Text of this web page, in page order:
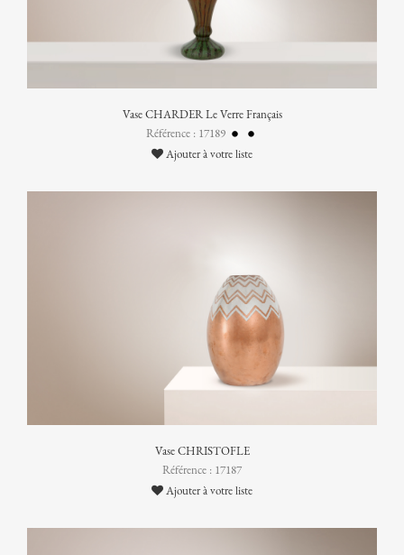
Vase CHARDER Le Verre Français
Référence : 17189
Ajouter à votre liste
Vase CHRISTOFLE
Référence : 17187
Ajouter à votre liste